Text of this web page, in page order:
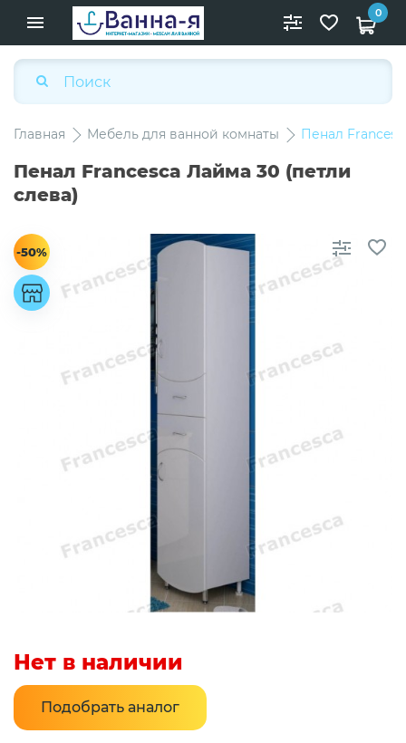
0
Главная Мебель для ванной комнаты Пенал
Пенал Francesca Лайма 30 (петли
слева)
-50%
Нет в наличии
Подобрать аналог